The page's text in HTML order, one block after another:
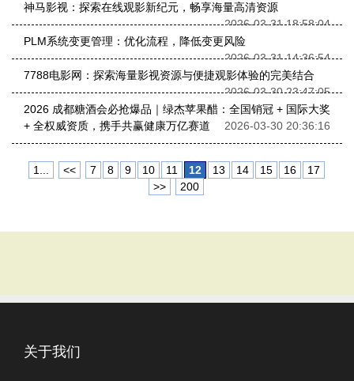
神马影视：探索在线观影新纪元，畅享海量高清资源
2026-03-31 18:58:04
PLM系统变更管理：优化流程，降低变更风险
2026-03-31 14:36:54
7788电影网：探索海量影视资源与便捷观影体验的完美结合
2026-03-30 23:47:05
2026 成都糖酒会必抢爆品｜绿杰苹果醋：全国销冠 + 国际大奖
+ 全权威资质，携手共赢健康万亿赛道
2026-03-30 20:36:16
1... << 7 8 9 10 11 12 13 14 15 16
17
>>
200
关于我们